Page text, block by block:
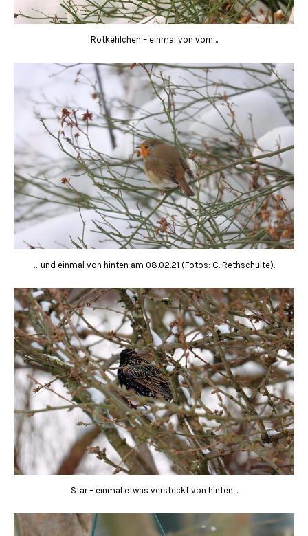
Rotkehlchen – einmal von vorn…
… und einmal von hinten am 08.02.21 (Fotos: C. Rethschulte).
Star – einmal etwas versteckt von hinten…